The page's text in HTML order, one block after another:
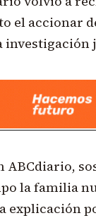
el accionar
investigación
ABCdiario,
la familia
explicación